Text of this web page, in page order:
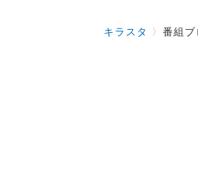
キラスタ 〉 番組ブ